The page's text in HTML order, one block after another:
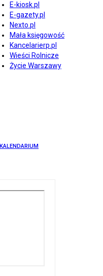
E-kiosk.pl
E-gazety.pl
Nexto.pl
Mała księgowość
Kancelarierp.pl
Wieści Rolnicze
Życie Warszawy
KALENDARIUM